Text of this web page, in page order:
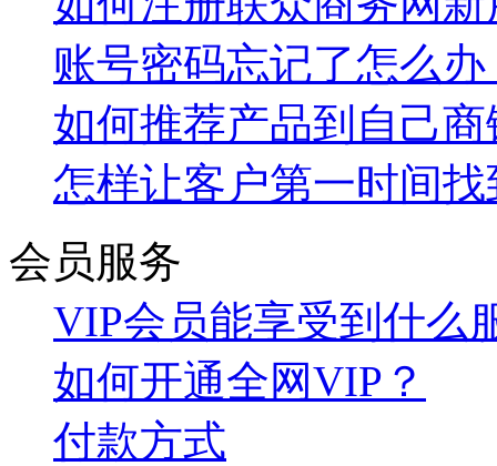
账号密码忘记了怎么办
如何推荐产品到自己
怎样让客户第一时间
会员服务
VIP会员能享受到什么
如何开通全网VIP？
付款方式